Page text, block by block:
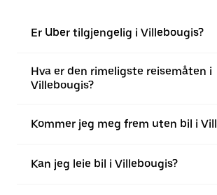
Er Uber tilgjengelig i Villebougis?
Hva er den rimeligste reisemåten i
Villebougis?
Kommer jeg meg frem uten bil i
Kan jeg leie bil i Villebougis?